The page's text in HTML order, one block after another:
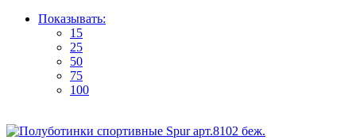
Показывать:
15
25
50
75
100